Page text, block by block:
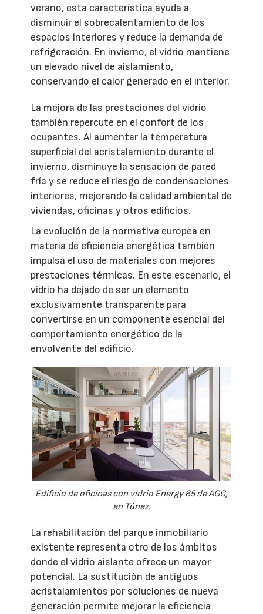
verano, esta característica ayuda a
disminuir el sobrecalentamiento de los
espacios interiores y reduce la demanda de
refrigeración. En invierno, el vidrio mantiene
un elevado nivel de aislamiento,
conservando el calor generado en el interior.
La mejora de las prestaciones del vidrio
también repercute en el confort de los
ocupantes. Al aumentar la temperatura
superficial del acristalamiento durante el
invierno, disminuye la sensación de pared
fría y se reduce el riesgo de condensaciones
interiores, mejorando la calidad ambiental de
viviendas, oficinas y otros edificios.
La evolución de la normativa europea en
materia de eficiencia energética también
impulsa el uso de materiales con mejores
prestaciones térmicas. En este escenario, el
vidrio ha dejado de ser un elemento
exclusivamente transparente para
convertirse en un componente esencial del
comportamiento energético de la
envolvente del edificio.
Edificio de oficinas con vidrio Energy 65 de AGC,
en Túnez.
La rehabilitación del parque inmobiliario
existente representa otro de los ámbitos
donde el vidrio aislante ofrece un mayor
potencial. La sustitución de antiguos
acristalamientos por soluciones de nueva
generación permite mejorar la eficiencia